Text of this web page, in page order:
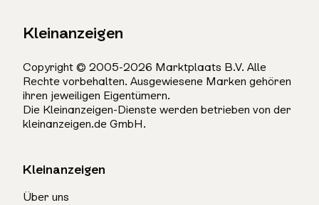
Kleinanzeigen
Copyright © 2005-2026 Marktplaats B.V. Alle
Rechte vorbehalten. Ausgewiesene Marken gehören
ihren jeweiligen Eigentümern.
Die Kleinanzeigen-Dienste werden betrieben von der
kleinanzeigen.de GmbH.
Kleinanzeigen
Über uns